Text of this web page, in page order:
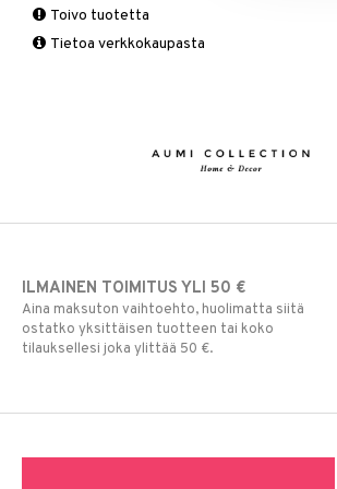
Seinäkoristeet
Vaasit
Piensäilytys & Korit
Lakanasetit
Lakanat & Tyynyliinat
Matot
Viltit & Peitteet
Puutarhavälineet
Ruukut
Pöytälamput
Valaistustarvikkeet
Toivo tuotetta
Tietoa verkkokaupasta
ILMAINEN TOIMITUS YLI 50 €
Aina maksuton vaihtoehto, huolimatta siitä
ostatko yksittäisen tuotteen tai koko
tilauksellesi joka ylittää 50 €.